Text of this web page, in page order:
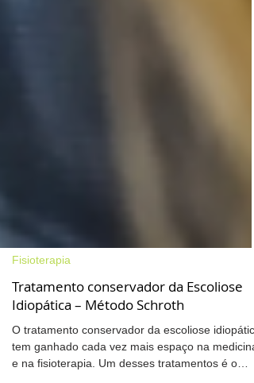
Fisioterapia
Tratamento conservador da Escoliose
Idiopática – Método Schroth
O tratamento conservador da escoliose idiopática